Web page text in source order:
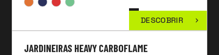
DESCOBRIR
JARDINEIRAS HEAVY CARBOFLAME